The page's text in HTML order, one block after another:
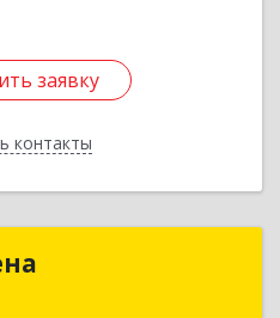
заявку
контакты
заявку
Кудрина Елена